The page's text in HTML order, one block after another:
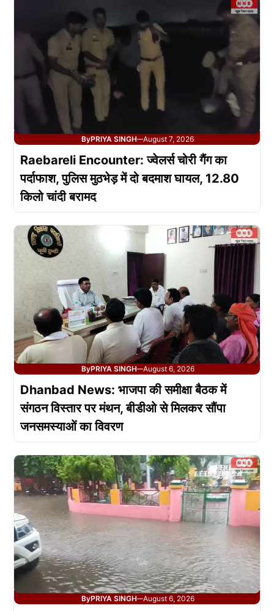
ByPRIYA SINGH—August 7, 2026
Raebareli Encounter: ज्वेलर्स चोरी गैंग का
पर्दाफाश, पुलिस मुठभेड़ में दो बदमाश घायल, 12.80
किलो चांदी बरामद
ByPRIYA SINGH—August 6, 2026
Dhanbad News: भाजपा की समीक्षा बैठक में
संगठन विस्तार पर मंथन, बीडीओ से मिलकर सौंपा
जनसमस्याओं का विवरण
ByPRIYA SINGH—August 6, 2026